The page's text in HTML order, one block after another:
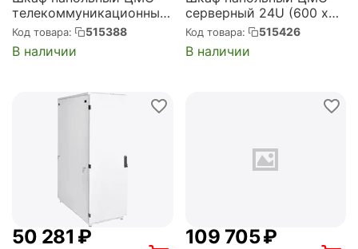
телекоммуникационный
48U (800 x 800) дверь
стекло (ШТК-М-48.8.8-
1ААА)
Код товара: 515388
В наличии
серверный 24U (600 x
800) дверь
перфорированная 2 шт.
(ШТК-М-24.6.8-44АА)
Код товара: 515426
В наличии
50 281 ₽ 109 705₽